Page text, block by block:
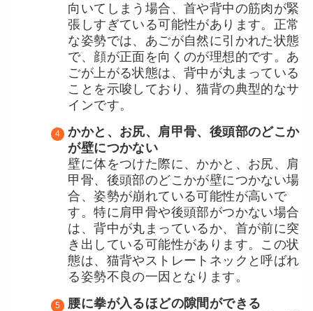
向いてしまう場合、首や背中の筋肉が緊
張しすぎている可能性があります。正常
な姿勢では、あごが自然に引かれた状態
で、顔が正面を向くのが理想的です。あ
ごが上がる状態は、背中が丸まっている
ことを示唆しており、猫背の典型的なサ
インです。
かかと、お尻、肩甲骨、後頭部のどこか
が壁につかない
壁に体をつけた際に、かかと、お尻、肩
甲骨、後頭部のどこかが壁につかない場
合、姿勢が崩れている可能性が高いで
す。特に肩甲骨や後頭部がつかない場合
は、背中が丸まっているか、首が前に突
き出している可能性があります。この状
態は、猫背やストレートネックと呼ばれ
る姿勢不良の一因となります。
腰に拳が入るほどの隙間ができる